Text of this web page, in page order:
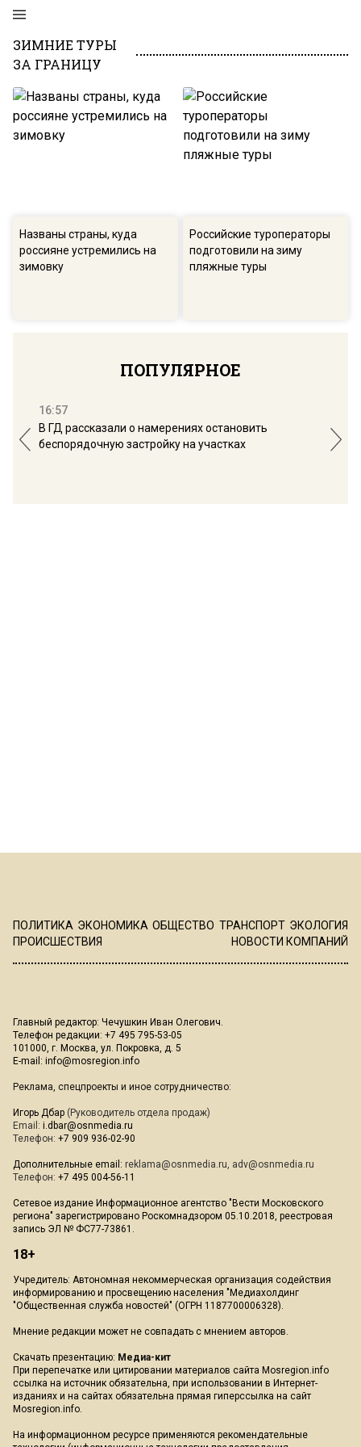
ЗИМНИЕ ТУРЫ
ЗА ГРАНИЦУ
Названы страны, куда
россияне устремились на
зимовку
Российские туроператоры
подготовили на зиму
пляжные туры
ПОПУЛЯРНОЕ
16:57
В ГД рассказали о намерениях остановить
беспорядочную застройку на участках
ПОЛИТИКА ЭКОНОМИКА ОБЩЕСТВО ТРАНСПОРТ ЭКОЛОГИЯ
ПРОИСШЕСТВИЯ
НОВОСТИ КОМПАНИЙ
Главный редактор: Чечушкин Иван Олегович.
Телефон редакции: +7 495 795-53-05
101000, г. Москва, ул. Покровка, д. 5
E-mail: info@mosregion.info
Реклама, спецпроекты и иное сотрудничество:
Игорь Дбар (Руководитель отдела продаж)
Email: i.dbar@osnmedia.ru
Телефон: +7 909 936-02-90
Дополнительные email: reklama@osnmedia.ru, adv@osnmedia.ru
Телефон: +7 495 004-56-11
Сетевое издание Информационное агентство "Вести Московского
региона" зарегистрировано Роскомнадзором 05.10.2018, реестровая
запись ЭЛ № ФС77-73861.
18+
Учредитель: Автономная некоммерческая организация содействия
информированию и просвещению населения "Медиахолдинг
"Общественная служба новостей" (ОГРН 1187700006328).
Мнение редакции может не совпадать с мнением авторов.
Скачать презентацию: Медиа-кит
При перепечатке или цитировании материалов сайта Mosregion.info
ссылка на источник обязательна, при использовании в Интернет-
изданиях и на сайтах обязательна прямая гиперссылка на сайт
Mosregion.info.
На информационном ресурсе применяются рекомендательные